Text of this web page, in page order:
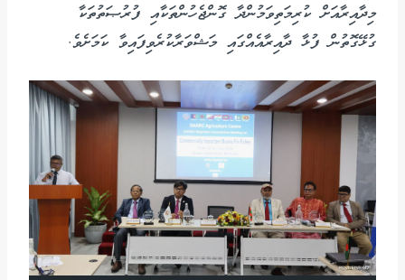
މިދާއިރާއަށް ކުރިމަތިވަމުންދާ ގޮންޖެހުންތަކާއި ފުރުޞަތުތަކާ
ގުޅޭގޮތުން ފުޅާ ދާއިރާއެއްގައި މަޝްވަރާކުރެވިފައިވާ ކަމަށެވެ.